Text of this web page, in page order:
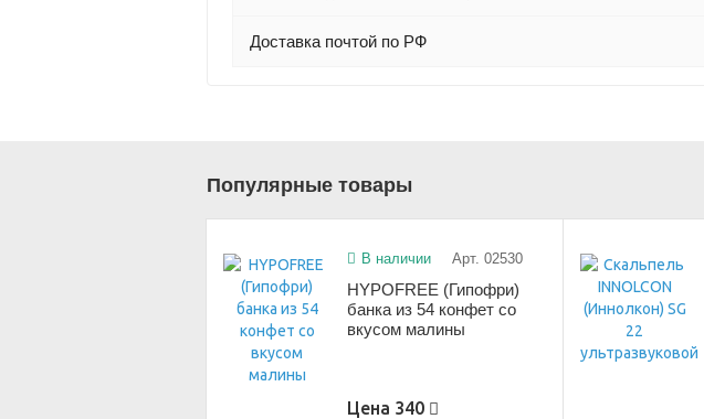
Доставка почтой по РФ
Популярные товары
В наличии Арт. 02530
HYPOFREE (Гипофри)
банка из 54 конфет со
вкусом малины
Цена 340